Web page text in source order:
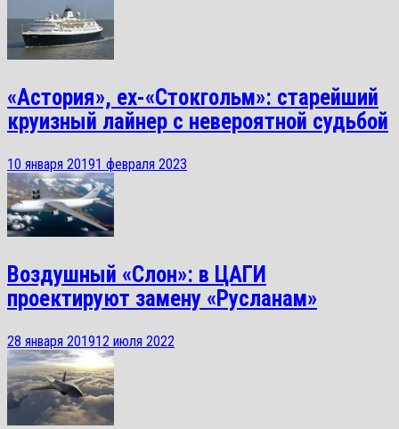
«Астория», ex-«Стокгольм»: старейший
круизный лайнер с невероятной судьбой
10 января 20191 февраля 2023
Воздушный «Слон»: в ЦАГИ
проектируют замену «Русланам»
28 января 201912 июля 2022